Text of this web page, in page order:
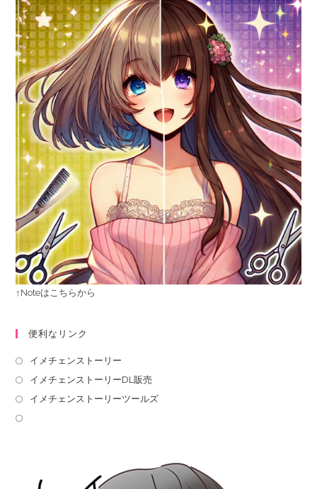
↑Noteはこちらから
便利なリンク
イメチェンストーリー
イメチェンストーリーDL販売
イメチェンストーリーツールズ